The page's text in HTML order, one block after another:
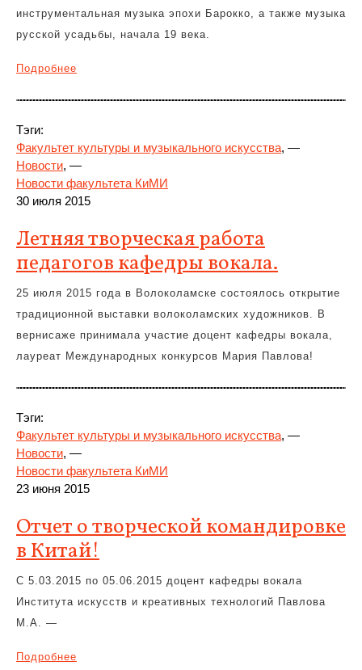
инструментальная музыка эпохи Барокко, а также музыка
русской усадьбы, начала 19 века.
Подробнее
Тэги:
Факультет культуры и музыкального искусства, —
Новости, —
Новости факультета КиМИ
30 июля 2015
Летняя творческая работа
педагогов кафедры вокала.
25 июля 2015 года в Волоколамске состоялось открытие
традиционной выставки волоколамских художников. В
вернисаже принимала участие доцент кафедры вокала,
лауреат Международных конкурсов Мария Павлова!
Тэги:
Факультет культуры и музыкального искусства, —
Новости, —
Новости факультета КиМИ
23 июня 2015
Отчет о творческой командировке
в Китай!
С 5.03.2015 по 05.06.2015 доцент кафедры вокала
Института искусств и креативных технологий Павлова
М.А. —
Подробнее